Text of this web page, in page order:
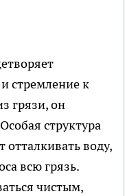
стремление к
грязи, он
структура
отталкивать воду,
всю грязь.
чистым,